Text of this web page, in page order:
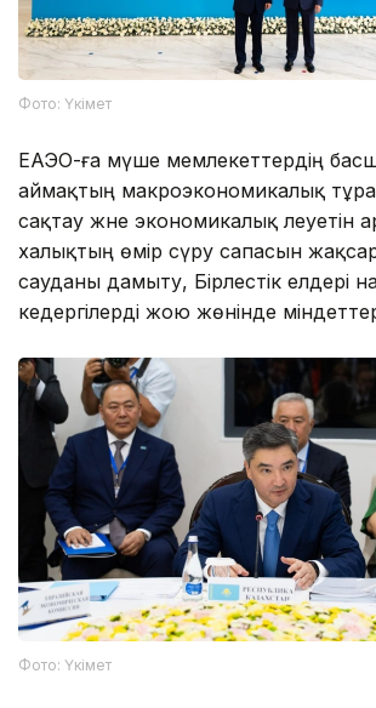
Фото: Үкімет
ЕАЭО-ға мүше мемлекеттердің
аймақтың макроэкономикалық
сақтау және экономикалық әлеуетін
халықтың өмір сүру сапасын
сауданы дамыту, Бірлестік елдері
кедергілерді жою жөнінде
Фото: Үкімет